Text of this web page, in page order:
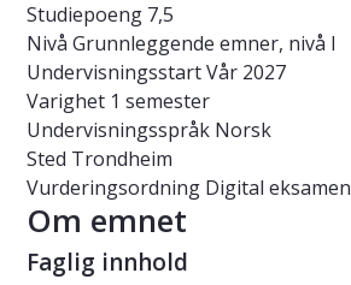
Studiepoeng 7,5
Nivå Grunnleggende emner, nivå I
UndervisningsstartVår 2027
Varighet 1 semester
Undervisningsspråk Norsk
Sted Trondheim
Vurderingsordning Digital eksamen
Om emnet
Faglig innhold